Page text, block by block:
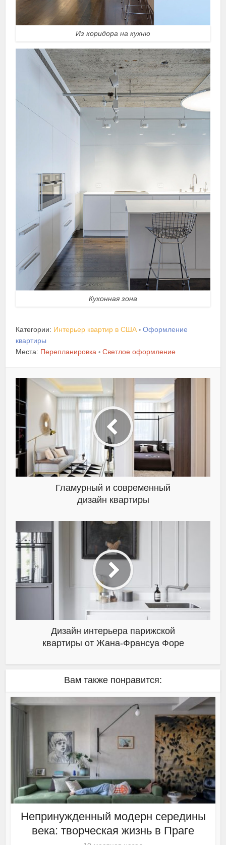
Из коридора на кухню
Кухонная зона
Категории: Интерьер квартир в США • Оформление
квартиры
Места: Перепланировка • Светлое оформление
Гламурный и современный
дизайн квартиры
Дизайн интерьера парижской
квартиры от Жана-Франсуа Форе
Вам также понравится:
Непринужденный модерн середины
века: творческая жизнь в Праге